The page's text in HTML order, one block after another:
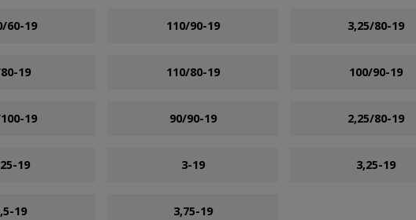
60-19 110/90-19 3,25/80-19
19 110/80-19 100/90-19
19 90/90-19 2,25/80-19
19 3-19 3,25-19
19 3,75-19